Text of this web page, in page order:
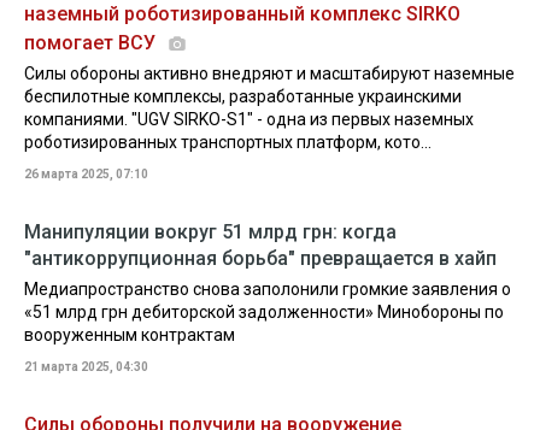
наземный роботизированный комплекс SIRKO
помогает ВСУ
Силы обороны активно внедряют и масштабируют наземные
беспилотные комплексы, разработанные украинскими
компаниями. "UGV SIRKO-S1" - одна из первых наземных
роботизированных транспортных платформ, кото...
26 марта 2025, 07:10
Манипуляции вокруг 51 млрд грн: когда
"антикоррупционная борьба" превращается в хайп
Медиапространство снова заполонили громкие заявления о
«51 млрд грн дебиторской задолженности» Минобороны по
вооруженным контрактам
21 марта 2025, 04:30
Силы обороны получили на вооружение